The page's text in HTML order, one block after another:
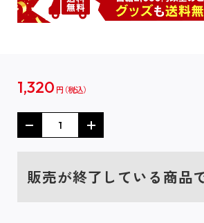
1,320 円
販売が終了している商品